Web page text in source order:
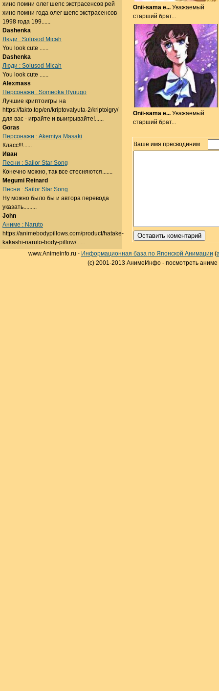
Onii-sama e... Уважаемый
старший брат...
Onii-sama e... Уважаемый
старший брат...
Ваше имя пресводиним
хино помни олег шепс экстрасенсов рей
хино помни года олег шепс экстрасенсов
1998 года 199......
Dashenka
Люди : Solusod Micah
You look cute ......
Dashenka
Люди : Solusod Micah
You look cute ......
Alexmass
Персонажи : Someoka Ryuugo
Лучшие криптоигры на
https://fakto.top/en/kriptovalyuta-2/kriptoigry/
для вас - играйте и выигрывайте!......
Goras
Персонажи : Akemiya Masaki
Класс!!!......
Иван
Песни : Sailor Star Song
Конечно можно, так все стесняются.......
Megumi Reinard
Песни : Sailor Star Song
Ну можно было бы и автора перевода
указать.........
John
Аниме : Naruto
https://animebodypillows.com/product/hatake-
kakashi-naruto-body-pillow/......
www.Animeinfo.ru - Информационная база по Японской Анимации (
(c) 2001-2013 АнимеИнфо - посмотреть аниме